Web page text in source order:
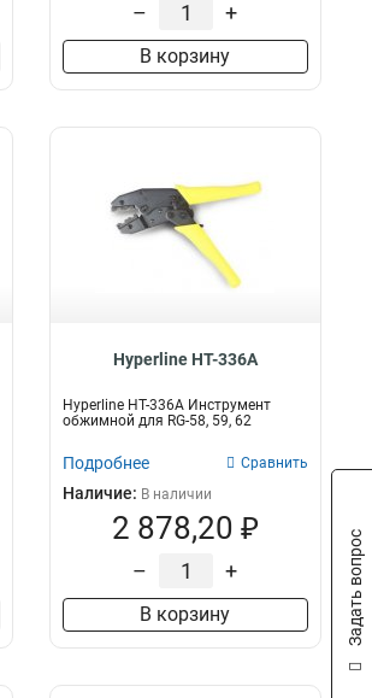
– +
В корзину
Hyperline HT-336A
Hyperline HT-336A Инструмент
обжимной для RG-58, 59, 62
Подробнее Сравнить
Наличие: В наличии
2 878,20 ₽
– +
В корзину Задать вопрос